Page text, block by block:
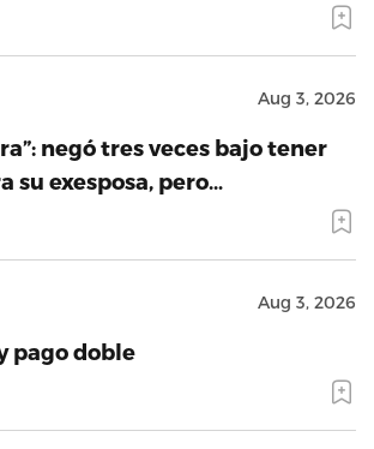
Aug 3, 2026
negó tres veces bajo tener
su exesposa, pero…
Aug 3, 2026
pago doble